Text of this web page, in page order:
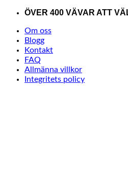
Skip
content
ÖVER 400 VÄVAR ATT
Om oss
Blogg
Kontakt
FAQ
Allmänna villkor
Integritets policy